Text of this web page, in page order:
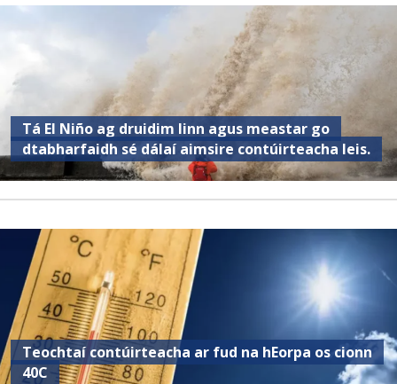
Tá El Niño ag druidim linn agus meastar go
dtabharfaidh sé dálaí aimsire contúirteacha leis.
Teochtaí contúirteacha ar fud na hEorpa os cionn
40C